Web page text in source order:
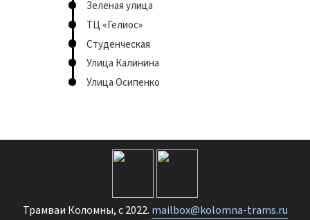
Зеленая улица
ТЦ «Гелиос»
Студенческая
Улица Калинина
Улица Осипенко
Трамваи Коломны, с 2022. mailbox@kolomna-trams.ru